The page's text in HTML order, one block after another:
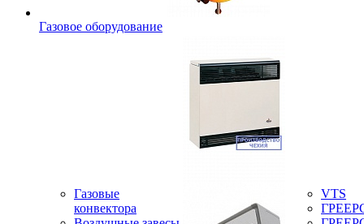
Газовое оборудование
Газовые
конвектора
VTS